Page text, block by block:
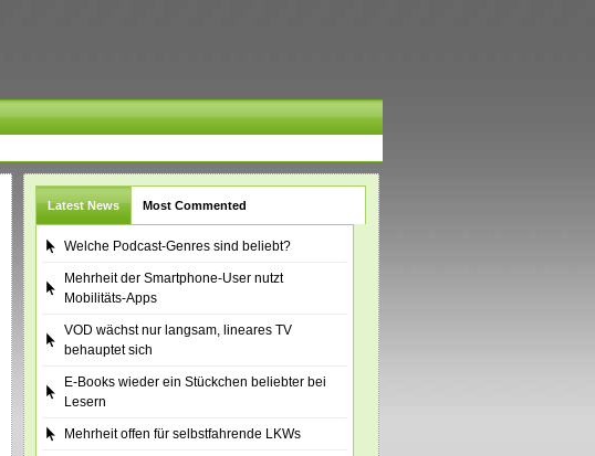
Latest News Most Commented
Welche Podcast-Genres sind beliebt?
Mehrheit der Smartphone-User nutzt
Mobilitäts-Apps
VOD wächst nur langsam, lineares TV
behauptet sich
E-Books wieder ein Stückchen beliebter bei
Lesern
Mehrheit offen für selbstfahrende LKWs